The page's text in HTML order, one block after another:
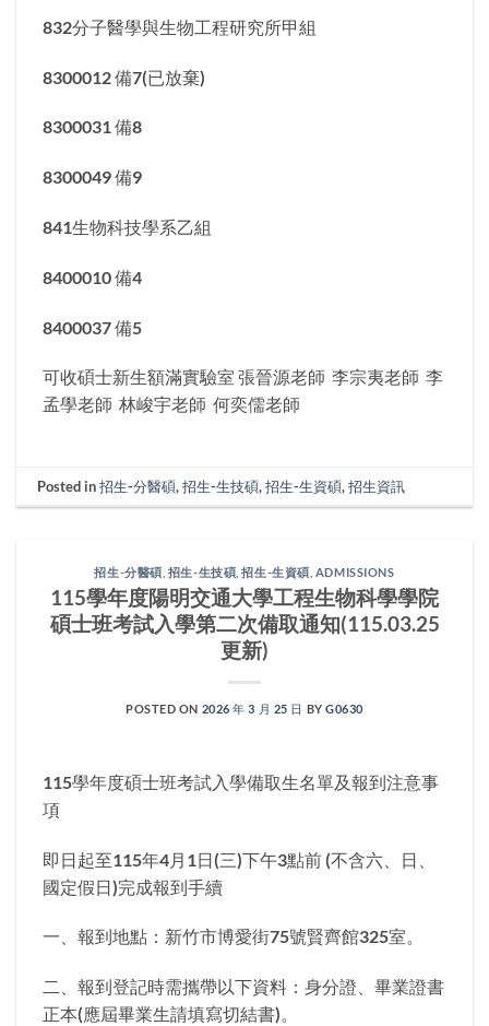
832分子醫學與生物工程研究所甲組
8300012 備7(已放棄)
8300031 備8
8300049 備9
841生物科技學系乙組
8400010 備4
8400037 備5
可收碩士新生額滿實驗室 張晉源老師 李宗夷老師 李
孟學老師 林峻宇老師 何奕儒老師
Posted in招生-分醫碩,招生-生技碩,招生-生資碩,招生資訊
招生-分醫碩 招生-生技碩 ,招生-生資碩 ADMISSIONS
115學年度陽明交通大學工程生物科學學院
碩士班考試入學第二次備取通知(115.03.25
更新)
POSTED ON 2026 年 3 月 25 日 BYG0630
115學年度碩士班考試入學備取生名單及報到注意事
項
即日起至115年4月1日(三)下午3點前 (不含六、日、
國定假日)完成報到手續
一、報到地點：新竹市博愛街75號賢齊館325室。
二、報到登記時需攜帶以下資料：身分證、畢業證書
正本(應屆畢業生請填寫切結書)。